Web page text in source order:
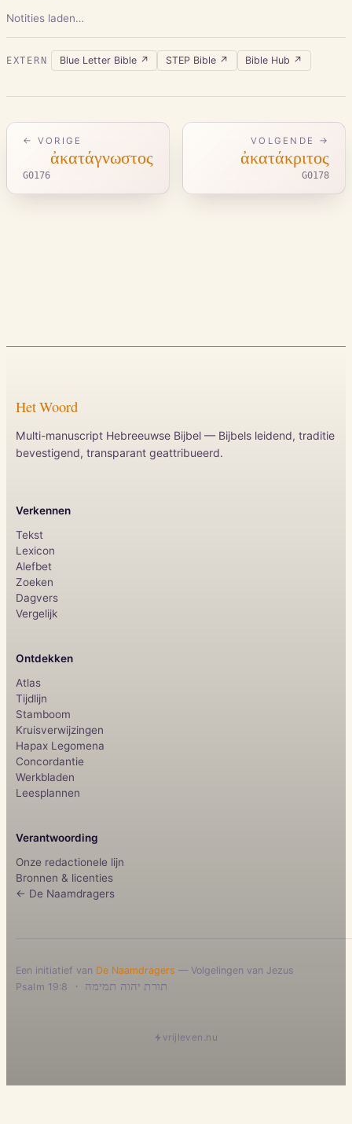
Notities laden…
EXTERN Blue Letter Bible↗ STEP Bible↗ Bible Hub ↗
← VORIGE
ἀκατάγνωστος
G0176
VOLGENDE →
ἀκατάκριτος
G0178
Het Woord
Multi-manuscript Hebreeuwse Bijbel — Bijbels leidend, traditie
bevestigend, transparant geattribueerd.
Verkennen
Tekst
Lexicon
Alefbet
Zoeken
Dagvers
Vergelijk
Ontdekken
Atlas
Tijdlijn
Stamboom
Kruisverwijzingen
Hapax Legomena
Concordantie
Werkbladen
Leesplannen
Verantwoording
Onze redactionele lijn
Bronnen & licenties
← De Naamdragers
Een initiatief van De Naamdragers — Volgelingen van Jezus
תורת יהוה תמימה ·
Psalm 19:8
vrijleven.nu